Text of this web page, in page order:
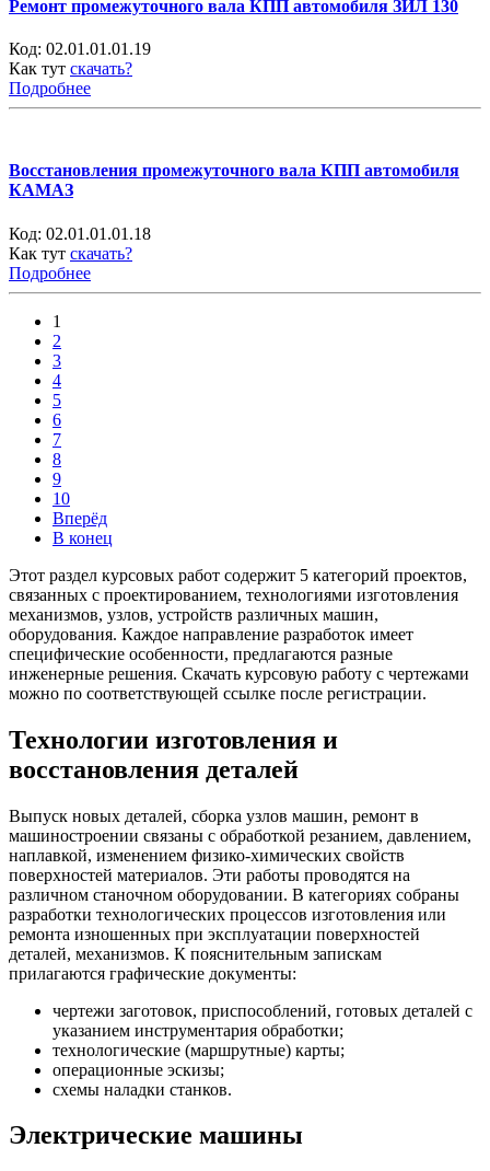
Ремонт промежуточного вала КПП автомобиля ЗИЛ 130
Код: 02.01.01.01.19
Как тут скачать?
Подробнее
Восстановления промежуточного вала КПП автомобиля
КАМАЗ
Код: 02.01.01.01.18
Как тут скачать?
Подробнее
1
2
3
4
5
6
7
8
9
10
Вперёд
В конец
Этот раздел курсовых работ содержит 5 категорий проектов,
связанных с проектированием, технологиями изготовления
механизмов, узлов, устройств различных машин,
оборудования. Каждое направление разработок имеет
специфические особенности, предлагаются разные
инженерные решения. Скачать курсовую работу с чертежами
можно по соответствующей ссылке после регистрации.
Технологии изготовления и
восстановления деталей
Выпуск новых деталей, сборка узлов машин, ремонт в
машиностроении связаны с обработкой резанием, давлением,
наплавкой, изменением физико-химических свойств
поверхностей материалов. Эти работы проводятся на
различном станочном оборудовании. В категориях собраны
разработки технологических процессов изготовления или
ремонта изношенных при эксплуатации поверхностей
деталей, механизмов. К пояснительным запискам
прилагаются графические документы:
чертежи заготовок, приспособлений, готовых деталей с
указанием инструментария обработки;
технологические (маршрутные) карты;
операционные эскизы;
схемы наладки станков.
Электрические машины